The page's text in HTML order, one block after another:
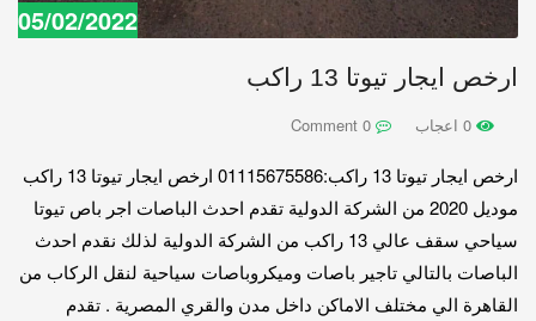
05/02/2022
ارخص ايجار تيوتا 13 راكب
ارخص ايجار تيوتا 13 راكب:01115675586 ارخص ايجار تيوتا 13 راكب
موديل 2020 من الشركة الدولية تقدم احدث الباصات اجر باص تيوتا
سياحي سقف عالي 13 راكب من الشركة الدولية لذلك نقدم احدث
الباصات بالتالي تاجير باصات وميكروباصات سياحية لنقل الركاب من
القاهرة الي مختلف الاماكن داخل مدن والقري المصرية . تقدم